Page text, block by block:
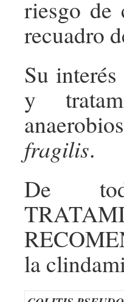
riesgo de
recuadro
Su
y
fragilis.
De
la